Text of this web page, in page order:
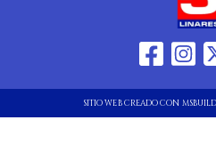
SITIO WEB CREADO CON